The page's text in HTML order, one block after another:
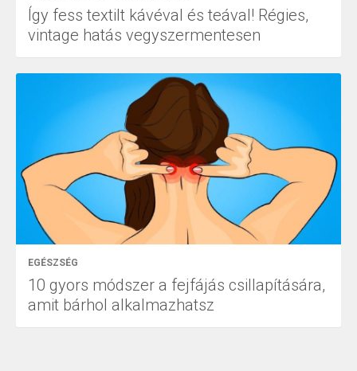
Így fess textilt kávéval és teával! Régies,
vintage hatás vegyszermentesen
EGÉSZSÉG
10 gyors módszer a fejfájás csillapítására,
amit bárhol alkalmazhatsz